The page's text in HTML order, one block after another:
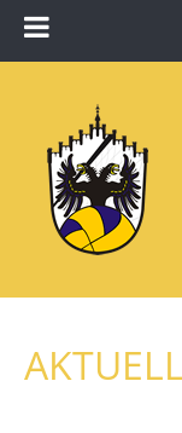
Training
Turniere
Kontakt